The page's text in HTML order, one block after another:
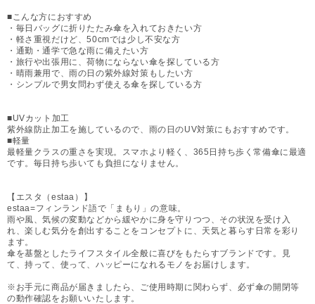
■こんな方におすすめ
・毎日バッグに折りたたみ傘を入れておきたい方
・軽さ重視だけど、50cmでは少し不安な方
・通勤・通学で急な雨に備えたい方
・旅行や出張用に、荷物にならない傘を探している方
・晴雨兼用で、雨の日の紫外線対策もしたい方
・シンプルで男女問わず使える傘を探している方
■UVカット加工
紫外線防止加工を施しているので、雨の日のUV対策にもおすすめです。
■軽量
最軽量クラスの重さを実現。スマホより軽く、365日持ち歩く常備傘に最適
です。毎日持ち歩いても負担になりません。
【エスタ（estaa）】
estaa=フィンランド語で「まもり」の意味。
雨や風、気候の変動などから緩やかに身を守りつつ、その状況を受け入
れ、楽しむ気分を創出することをコンセプトに、天気と暮らす日常を彩り
ます。
傘を基盤としたライフスタイル全般に喜びをもたらすブランドです。見
て、持って、使って、ハッピーになれるモノをお届けします。
※お手元に商品が届きましたら、ご使用時期に関わらず、必ず傘の開閉等
の動作確認をお願いいたします。